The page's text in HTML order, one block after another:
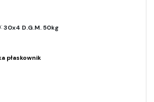
30x4 D.G.M. 50kg
płaskownik